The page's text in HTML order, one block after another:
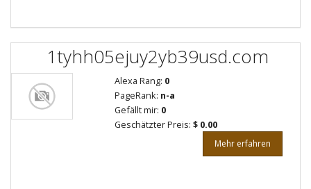
1tyhh05ejuy2yb39usd.com
Alexa Rang: 0
PageRank: n-a
Gefällt mir: 0
Geschätzter Preis: $ 0.00
Mehr erfahren